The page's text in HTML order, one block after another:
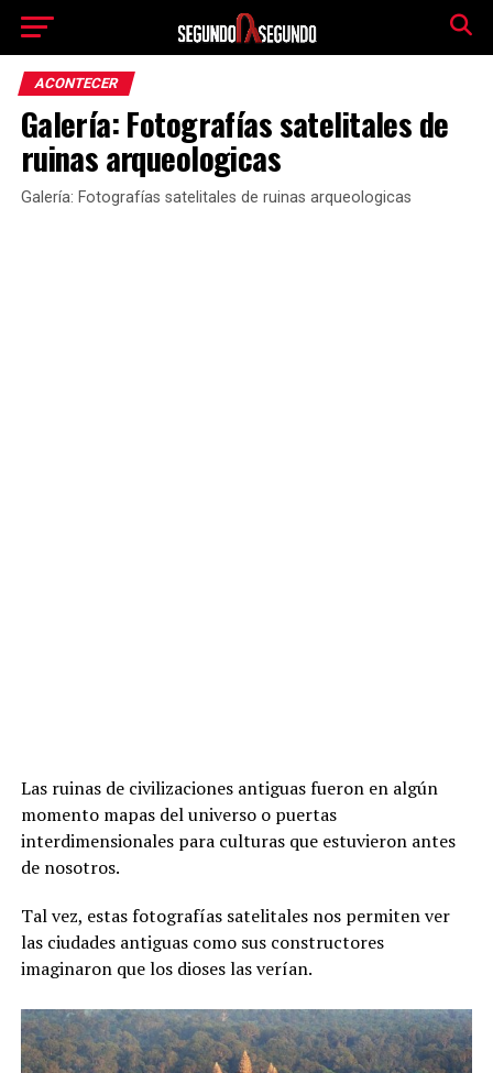
ACONTECER
Galería: Fotografías satelitales de
ruinas arqueologicas
Galería: Fotografías satelitales de ruinas arqueologicas
Las ruinas de civilizaciones antiguas fueron en algún
momento mapas del universo o puertas
interdimensionales para culturas que estuvieron antes
de nosotros.
Tal vez, estas fotografías satelitales nos permiten ver
las ciudades antiguas como sus constructores
imaginaron que los dioses las verían.